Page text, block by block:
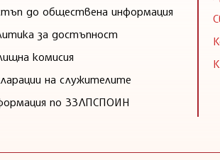
до обществена информация
за достъпност
комисия
на служителите
по ЗЗЛПСПОИН